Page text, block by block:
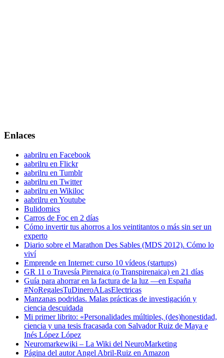
Enlaces
aabrilru en Facebook
aabrilru en Flickr
aabrilru en Tumblr
aabrilru en Twitter
aabrilru en Wikiloc
aabrilru en Youtube
Bulidomics
Carros de Foc en 2 días
Cómo invertir tus ahorros a los veintitantos o más sin ser un
experto
Diario sobre el Marathon Des Sables (MDS 2012). Cómo lo
viví
Emprende en Internet: curso 10 vídeos (startups)
GR 11 o Travesía Pirenaica (o Transpirenaica) en 21 días
Guía para ahorrar en la factura de la luz —en España
#NoRegalesTuDineroALasElectricas
Manzanas podridas. Malas prácticas de investigación y
ciencia descuidada
Mi primer librito: «Personalidades múltiples, (des)honestidad,
ciencia y una tesis fracasada con Salvador Ruiz de Maya e
Inés López López
Neuromarkewiki – La Wiki del NeuroMarketing
Página del autor Angel Abril-Ruiz en Amazon